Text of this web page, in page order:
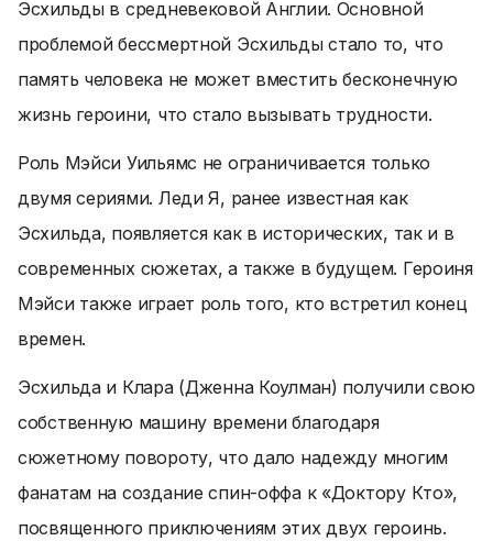
Эсхильды в средневековой Англии. Основной
проблемой бессмертной Эсхильды стало то, что
память человека не может вместить бесконечную
жизнь героини, что стало вызывать трудности.
Роль Мэйси Уильямс не ограничивается только
двумя сериями. Леди Я, ранее известная как
Эсхильда, появляется как в исторических, так и в
современных сюжетах, а также в будущем. Героиня
Мэйси также играет роль того, кто встретил конец
времен.
Эсхильда и Клара (Дженна Коулман) получили свою
собственную машину времени благодаря
сюжетному повороту, что дало надежду многим
фанатам на создание спин-оффа к «Доктору Кто»,
посвященного приключениям этих двух героинь.